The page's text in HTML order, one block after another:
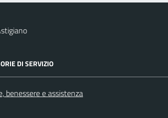
DI SERVIZIO
benessere e assistenza